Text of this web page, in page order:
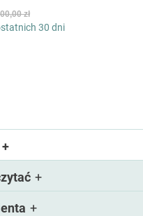
zł
30 dni